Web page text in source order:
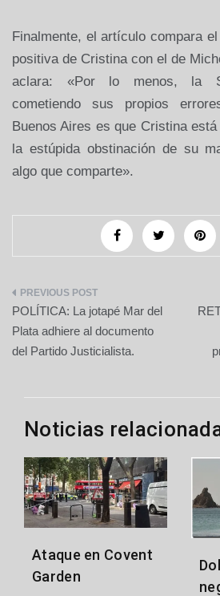
Finalmente, el artículo compara
positiva de Cristina con el de
aclara: «Por lo menos, la
cometiendo sus propios
Buenos Aires es que Cristina
la estúpida obstinación de su
algo que comparte».
Navegación
de
entradas
POLÍTICA: La jotapé Mar del
Plata adhiere al documento
del Partido Justicialista.
Noticias
Ataque en Covent
Garden